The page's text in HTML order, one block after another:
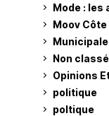
Mode : les
Moov Côte
Non classé
Opinions
politique
poltique